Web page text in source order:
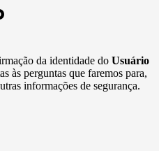
da identidade do Usuário
às perguntas que faremos para,
informações de segurança.